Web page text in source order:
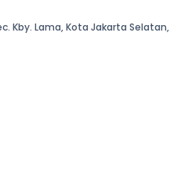
Kby. Lama, Kota Jakarta Selatan,